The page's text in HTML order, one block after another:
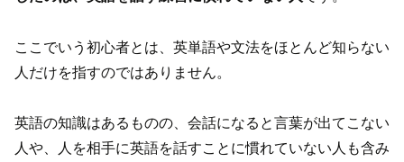
ここでいう初心者とは、英単語や文法をほとんど知らない
人だけを指すのではありません。
英語の知識はあるものの、会話になると言葉が出てこない
人や、人を相手に英語を話すことに慣れていない人も含み